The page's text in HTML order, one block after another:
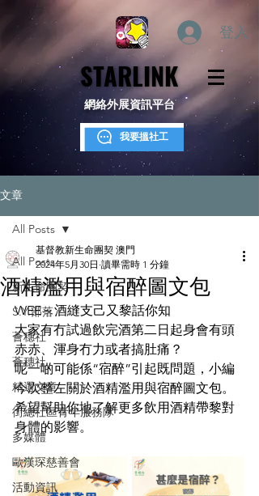
登入
STARLINK
STARLINK
網絡外展資訊平台
我要搵社工
文章
All Posts
新生命團契
S.Y.部落
薈穗社
薈穗社
精選文章
街總社區青年服務隊
多媒體
歐漢琛慈善會
活動資訊
All Posts
酒精濫用與宿醉圖文包
基督教新生命團契 澳門
2024年5月30日 讀畢需時 1 分鐘
WEE～酒縫支己又黎話你知
大家有冇試過飲完酒第二日起身會有頭
赤赤、渾身冇力或者搞肚痛？
呢一啲可能係“宿醉”引起既問題，小編
今次整左關於酒精濫用與宿醉圖文包。
希望幫助你地了解更多飲用酒精帶黎對
身體的影響。